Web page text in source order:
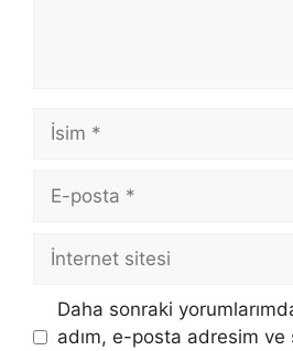
İsim
posta
İnternet
sitesi
Daha sonraki
adım, e-posta adresim